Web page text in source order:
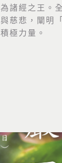
諸經之王。
慈悲，闡明
極力量。